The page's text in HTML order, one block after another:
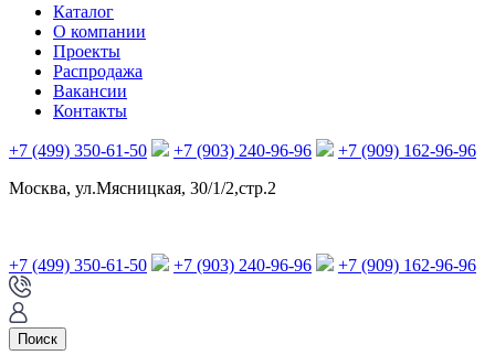
Каталог
О компании
Проекты
Распродажа
Вакансии
Контакты
+7 (499) 350-61-50 +7 (903) 240-96-96
+7 (909) 162-96-96
Москва, ул.Мясницкая, 30/1/2,стр.2
+7 (499) 350-61-50 +7 (903) 240-96-96 +7 (909) 162-96-96
Поиск